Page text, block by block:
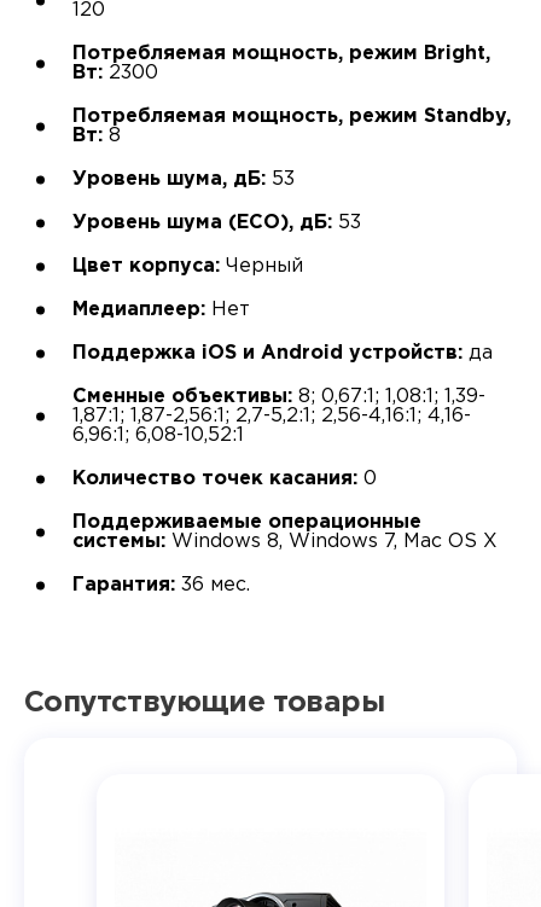
120
Потребляемая мощность, режим Bright,
Вт: 2300
Потребляемая мощность, режим Standby,
Вт: 8
Уровень шума, дБ: 53
Уровень шума (ECO), дБ: 53
Цвет корпуса: Черный
Медиаплеер: Нет
Поддержка iOS и Android устройств: да
Сменные объективы: 8; 0,67:1; 1,08:1; 1,39-
1,87:1; 1,87-2,56:1; 2,7-5,2:1; 2,56-4,16:1; 4,16-
6,96:1; 6,08-10,52:1
Количество точек касания: 0
Поддерживаемые операционные
системы: Windows 8, Windows 7, Mac OS X
Гарантия: 36 мес.
Сопутствующие товары